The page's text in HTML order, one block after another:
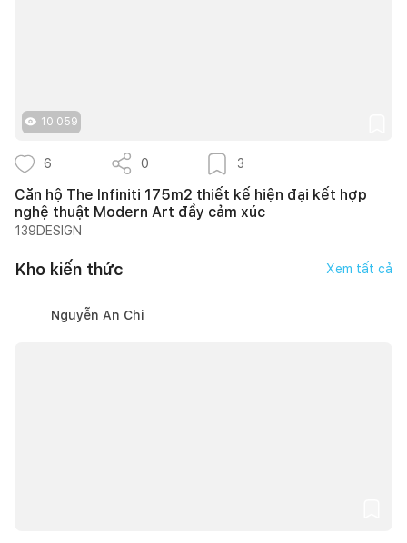
10.059
6 0 3
Căn hộ The Infiniti 175m2 thiết kế hiện đại kết hợp
nghệ thuật Modern Art đầy cảm xúc
139DESIGN
Kho kiến thức Xem tất cả
Nguyễn An Chi